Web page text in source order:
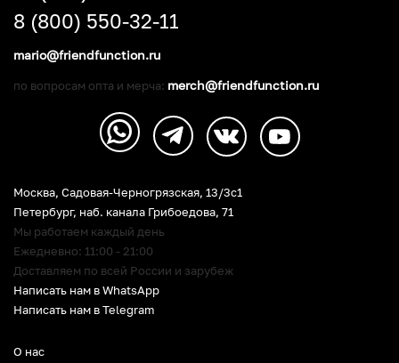
О нас
Москва, Садовая-Черногрязская, 13/3c1
Петербург, наб. канала Грибоедова, 71
Мы работаем каждый день
Ежедневно: 11:00 - 21:00
Доставляем по всей России и зарубеж
Написать нам в WhatsApp
Написать нам в Telegram
8 (800) 550-32-11
mario@friendfunction.ru
по вопросам опта и мерча: merch@friendfunction.ru